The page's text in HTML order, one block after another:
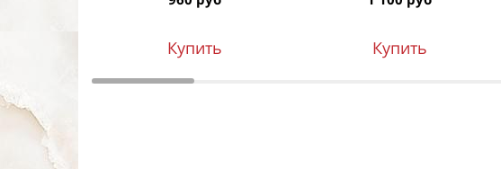
Купить Купить